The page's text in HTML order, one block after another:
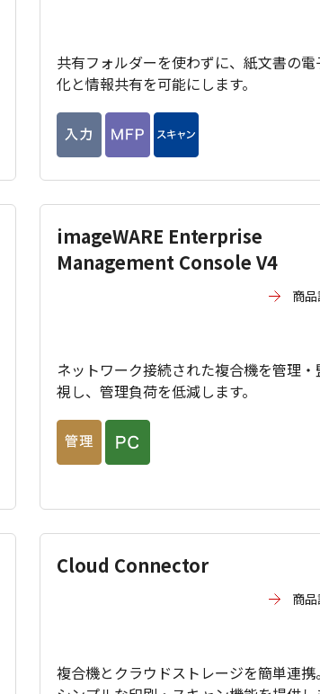
共有フォルダーを使わずに、紙文書の電
化と情報共有を可能にします。
imageWARE Enterprise
Management Console V4
商
ネットワーク接続された複合機を管理・
視し、管理負荷を低減します。
Cloud Connector
商
複合機とクラウドストレージを簡単連携。